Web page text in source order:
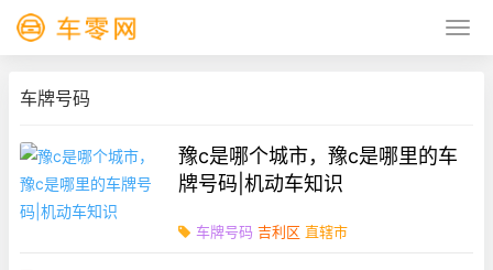
车牌号码
豫c是哪个城市，豫c是哪里的车
牌号码|机动车知识
车牌号码 吉利区 直辖市